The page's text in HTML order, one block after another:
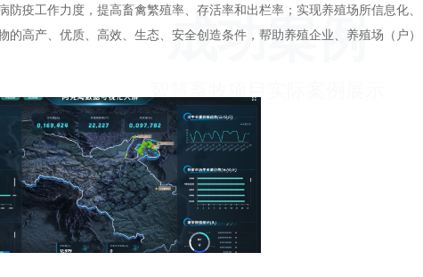
成功案例
疫工作力度，提高畜禽繁殖率、存活率和出栏率；实现养殖场所信息化、
高产、优质、高效、生态、安全创造条件，帮助养殖企业、养殖场（户）